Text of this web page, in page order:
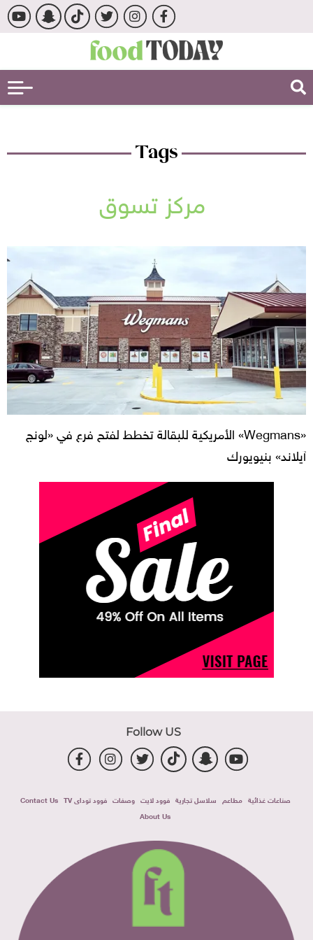
Tags
مركز تسوق
«Wegmans» الأمريكية للبقالة تخطط لفتح فرع في «لونج
آيلاند» بنيويورك
Follow US
صناعات غذائية مطاعم سلاسل تجارية فوود لايت وصفات فوود توداى TV
Contact Us
About Us